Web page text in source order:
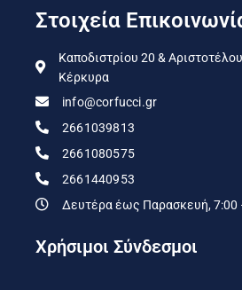
Στοιχεία
Καποδιστρίου 20 &
Κέρκυρα
info@corfucci.gr
2661039813
2661080575
2661440953
Δευτέρα έως Παρασκευή, 7:00
Χρήσιμοι Σύνδεσμοι